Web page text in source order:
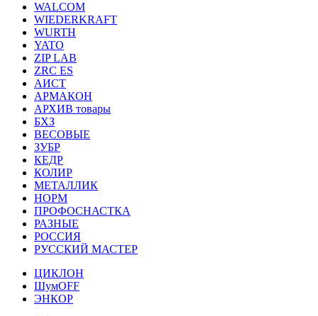
WALCOM
WIEDERKRAFT
WURTH
YATO
ZIP LAB
ZRC ES
АИСТ
АРМАКОН
АРХИВ товары
БХЗ
ВЕСОВЫЕ
ЗУБР
КЕДР
КОЛИР
МЕТАЛЛИК
НОРМ
ПРОФОСНАСТКА
РАЗНЫЕ
РОССИЯ
РУССКИЙ МАСТЕР
ЦИКЛОН
ШумOFF
ЭНКОР